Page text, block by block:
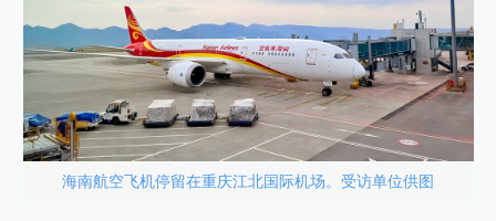
海南航空飞机停留在重庆江北国际机场。受访单位供图